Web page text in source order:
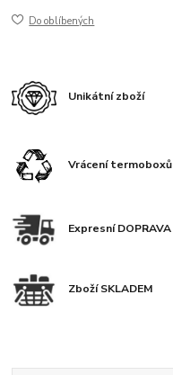
Do oblíbených
Unikátní zboží
Vrácení termoboxů
Expresní DOPRAVA
Zboží SKLADEM